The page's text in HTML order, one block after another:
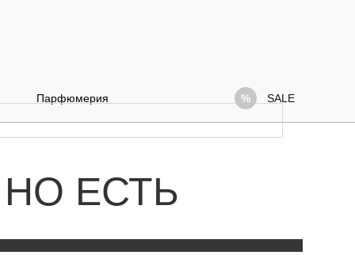
Парфюмерия SALE
ЕСТЬ